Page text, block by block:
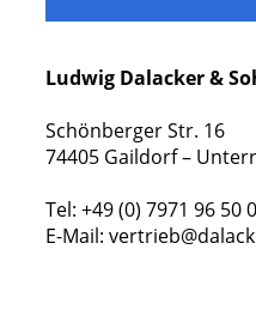
Ludwig Dalacker &
Schönberger Str. 16
74405 Gaildorf –
Tel: +49 (0) 7971 96 50 0
E-Mail: